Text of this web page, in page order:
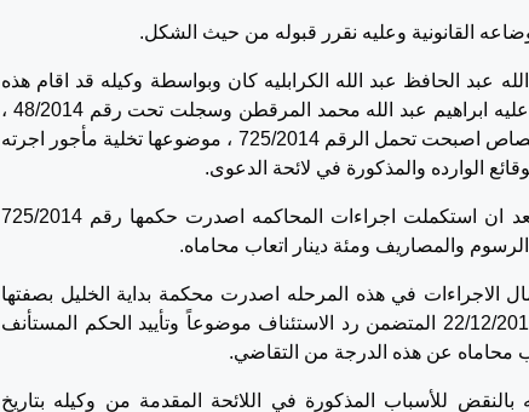
القانونية وعليه نقرر قبوله من حيث الشكل.
عبد الحافظ عبد الله الكرابليه كان وبواسطة وكيله قد اقام هذه
الدعوى لدى محكمة صلح حلحول في مواجهة المدعى عليه ابراهيم عبد الله محمد المرقطن وسجلت تحت رقم 48/2014 ،
والتي جرى احالتها الى محكمة صلح الخليل حسب الاختصاص اصبحت تحمل الرقم 725/2014 ، موضوعها تخلية مأجور اجرته
باشرت محكمة الصلح المذكورة النظر في الدعوى وبعد ان استكملت اجراءات المحاكمه اصدرت حكمها رقم 725/2014
الاجراءات في هذه المرحله اصدرت محكمة بداية الخليل بصفتها
الاستئنافيه حكمها في الطعن رقم 196/2016 بتاريخ 22/12/2016 المتضمن رد الاستئناف موضوعاً وتأييد الحكم المستأنف
محاماه عن هذه الدرجة من التقاضي.
للأسباب المذكورة في اللائحة المقدمة من وكيله بتاريخ